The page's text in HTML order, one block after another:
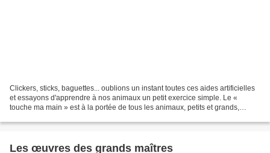
Clickers, sticks, baguettes... oublions un instant toutes ces aides artificielles
et essayons d'apprendre à nos animaux un petit exercice simple. Le «
touche ma main » est à la portée de tous les animaux, petits et grands,
Les œuvres des grands maîtres